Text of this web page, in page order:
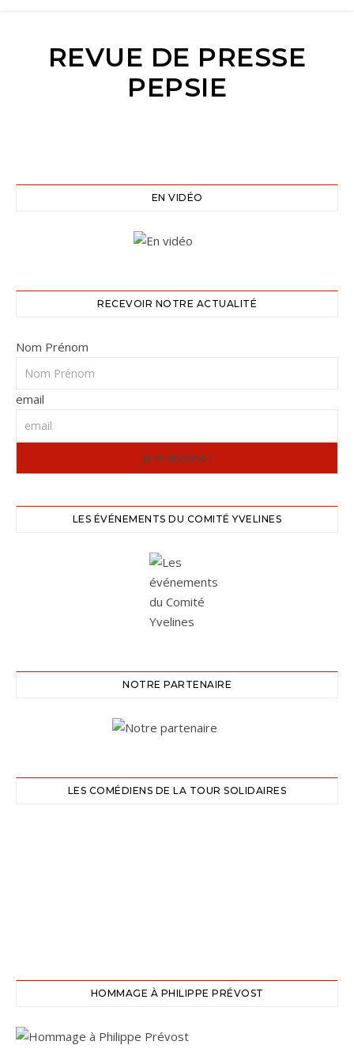
REVUE DE PRESSE
PEPSIE
EN VIDÉO
RECEVOIR NOTRE ACTUALITÉ
Nom Prénom
email
LES ÉVÉNEMENTS DU COMITÉ YVELINES
NOTRE PARTENAIRE
LES COMÉDIENS DE LA TOUR SOLIDAIRES
HOMMAGE À PHILIPPE PRÉVOST